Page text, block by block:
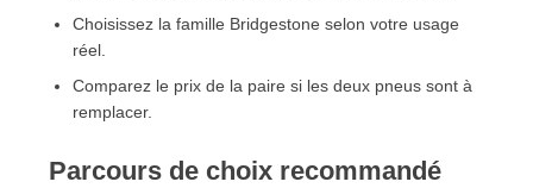
Choisissez la famille Bridgestone selon votre usage
réel.
Comparez le prix de la paire si les deux pneus sont à
remplacer.
Parcours de choix recommandé